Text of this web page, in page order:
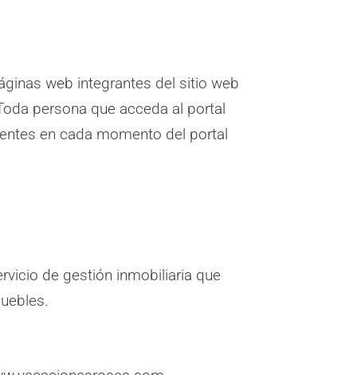
web integrantes del sitio web
persona que acceda al portal
en cada momento del portal
de gestión inmobiliaria que